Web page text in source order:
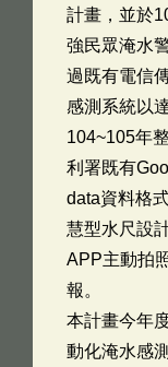
計畫，並於
強民眾淹水
過既有電信
感測系統以
104~105年
利署既有
data資料格
慧型水尺設
APP主動拍
報。
本計畫今年
動化淹水感